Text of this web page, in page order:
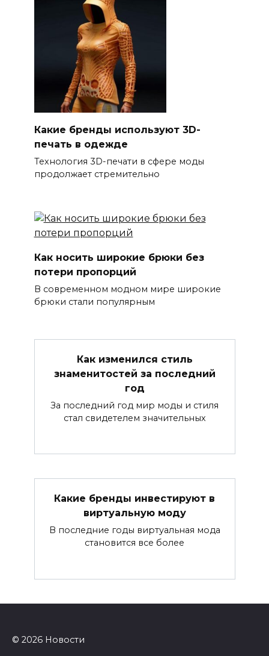
Какие бренды используют 3D-
печать в одежде
Технология 3D-печати в сфере моды
продолжает стремительно
Как носить широкие брюки без
потери пропорций
В современном модном мире широкие
брюки стали популярным
Как изменился стиль
знаменитостей за последний
год
За последний год мир моды и стиля
стал свидетелем значительных
Какие бренды инвестируют в
виртуальную моду
В последние годы виртуальная мода
становится все более
© 2026 Новости